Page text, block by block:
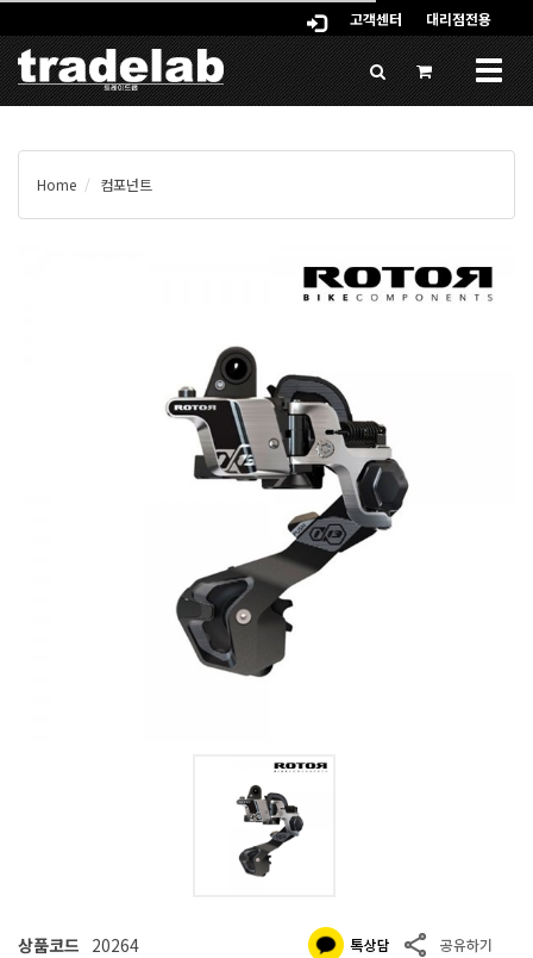
고객센터 대리점전용
Home 컴포넌트
상품코드 20264